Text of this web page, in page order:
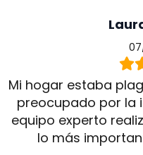
Mi hogar estaba
preocupado por la
equipo experto
lo más